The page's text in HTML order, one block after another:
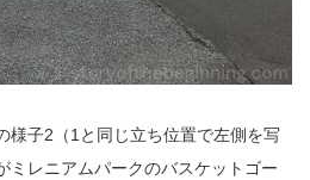
子2（1と同じ立ち位置で左側を写
ミレニアムパークのバスケットゴー